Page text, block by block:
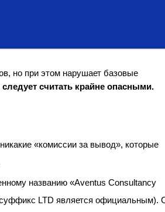
но при этом нарушает базовые
считать крайне опасными.
«комиссии за вывод», которые
названию «Aventus Consultancy
суффикс LTD является официальным).